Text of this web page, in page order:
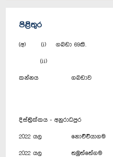
පිළිතුර
(අ) (i) ගබඩා 69කි.
(ii)
කන්නය ගබඩාව
දිස්ත්‍රික්කය - අනුරාධපුර
2022 යල නොච්චියාගම
2022 යල තඹුත්තේගම